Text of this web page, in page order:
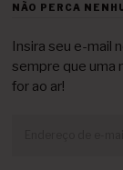
NÃO PERCA
Insira seu e-mail
sempre que uma
for ao ar!